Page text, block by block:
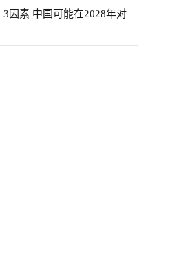
路透）特朗普总统自认擅长看透并
因素 中国可能在2028年对